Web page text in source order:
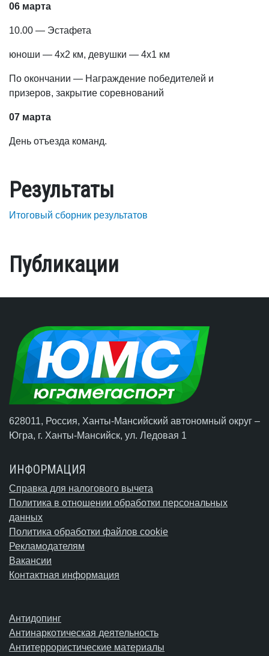
06 марта
10.00 — Эстафета
юноши — 4х2 км, девушки — 4х1 км
По окончании — Награждение победителей и
призеров, закрытие соревнований
07 марта
День отъезда команд.
Результаты
Итоговый сборник результатов
Публикации
628011, Россия, Ханты-Мансийский автономный округ –
Югра, г. Ханты-Мансийск, ул. Ледовая 1
ИНФОРМАЦИЯ
Справка для налогового вычета
Политика в отношении обработки персональных
данных
Политика обработки файлов cookie
Рекламодателям
Вакансии
Контактная информация
Антидопинг
Антинаркотическая деятельность
Антитеррористические материалы